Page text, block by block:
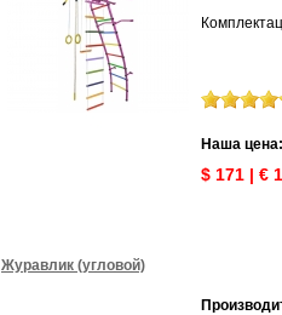
Наша
$ 171 | €
Журавлик (угловой)